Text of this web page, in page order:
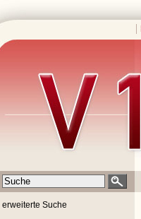
erweiterte Suche